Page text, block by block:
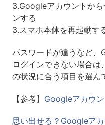
3.Googleアカウントか
ンする
3.スマホ本体を再起動す
パスワードが違うなど
ログインできない場合
の状況に合う項目を選ん
【参考】 Googleアカウ
思い出せる？Googleア